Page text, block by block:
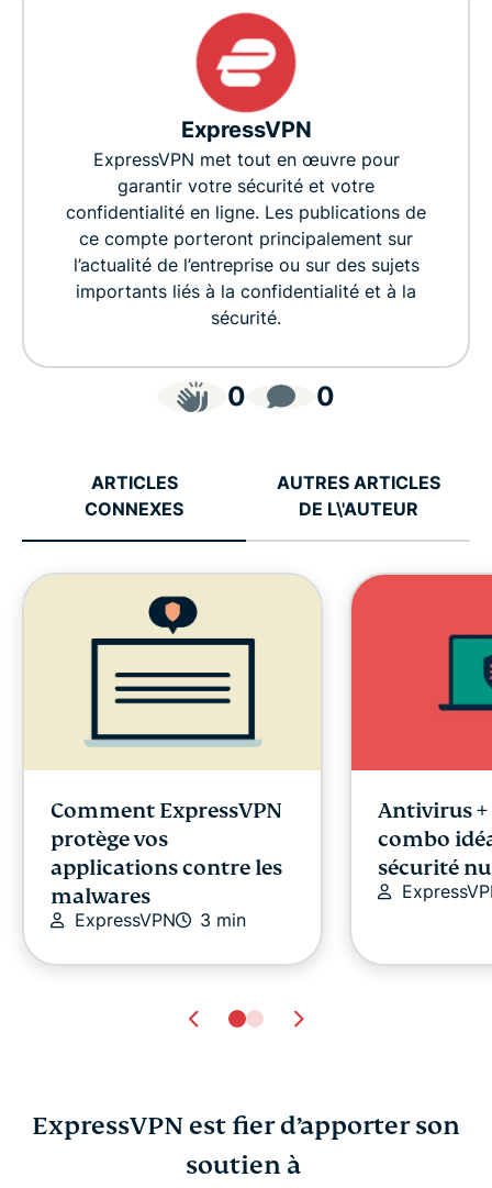
ExpressVPN
ExpressVPN met tout en œuvre pour
garantir votre sécurité et votre
confidentialité en ligne. Les publications de
ce compte porteront principalement sur
l’actualité de l’entreprise ou sur des sujets
importants liés à la confidentialité et à la
sécurité.
0 0
ARTICLES
CONNEXES
AUTRES ARTICLES
DE L\'AUTEUR
Comment ExpressVPN
protège vos
applications contre les
malwares
ExpressVPN 3 min
Antivirus +
combo
sécurité
Qu’est-ce que le
ExpressVPN est fier d’apporter son
soutien à